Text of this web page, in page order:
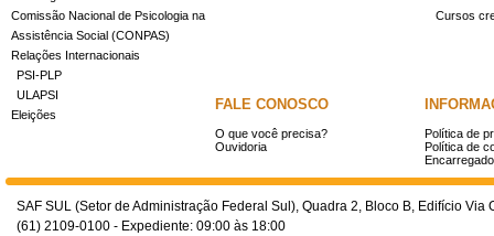
Comissão Nacional de Psicologia na
Assistência Social (CONPAS)
Relações Internacionais
PSI-PLP
ULAPSI
Eleições
Cursos
FALE CONOSCO
O que você precisa?
Ouvidoria
Política de
Política de
SAF SUL (Setor de Administração Federal Sul), Quadra 2, Bloco B, Edifício
(61) 2109-0100 - Expediente: 09:00 às 18:00